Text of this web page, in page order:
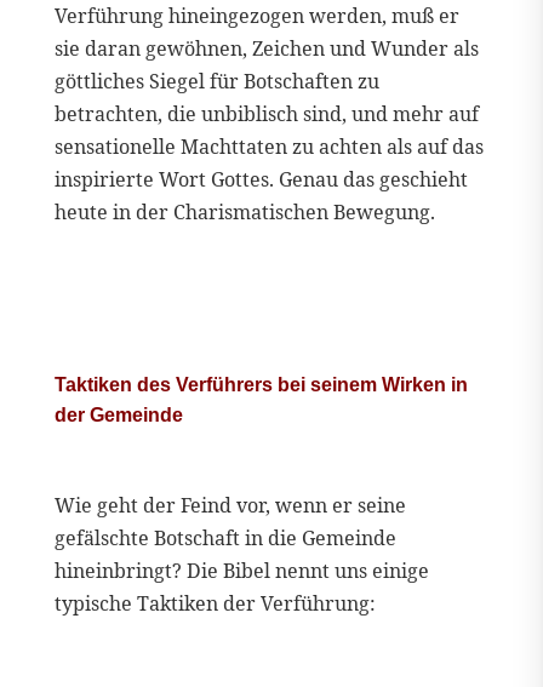
Verführung hineingezogen werden, muß er
sie daran gewöhnen, Zeichen und Wunder als
göttliches Siegel für Botschaften zu
betrachten, die unbiblisch sind, und mehr auf
sensationelle Machttaten zu achten als auf das
inspirierte Wort Gottes. Genau das geschieht
heute in der Charismatischen Bewegung.
Taktiken des Verführers bei seinem Wirken in
der Gemeinde
Wie geht der Feind vor, wenn er seine
gefälschte Botschaft in die Gemeinde
hineinbringt? Die Bibel nennt uns einige
typische Taktiken der Verführung: